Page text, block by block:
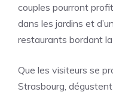
couples pourront
dans les jardins et
restaurants bordant la
Que les visiteurs se
Strasbourg,